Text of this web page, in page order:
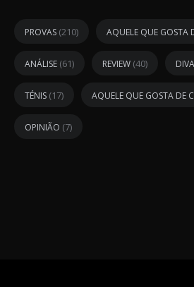
PROVAS (210) AQUELE QUE GOSTA
ANÁLISE (61) REVIEW (40)
TÉNIS (17) AQUELE QUE GOSTA DE
OPINIÃO (7)